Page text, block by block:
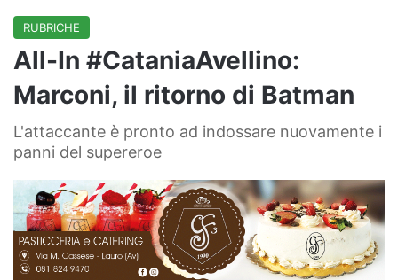
RUBRICHE
All-In #CataniaAvellino:
Marconi, il ritorno di Batman
L'attaccante è pronto ad indossare nuovamente i
panni del supereroe